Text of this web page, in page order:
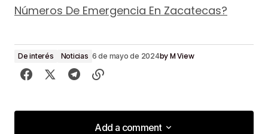
Números De Emergencia En Zacatecas?
De interés Noticias 6 de mayo de 2024byM View
Add a comment